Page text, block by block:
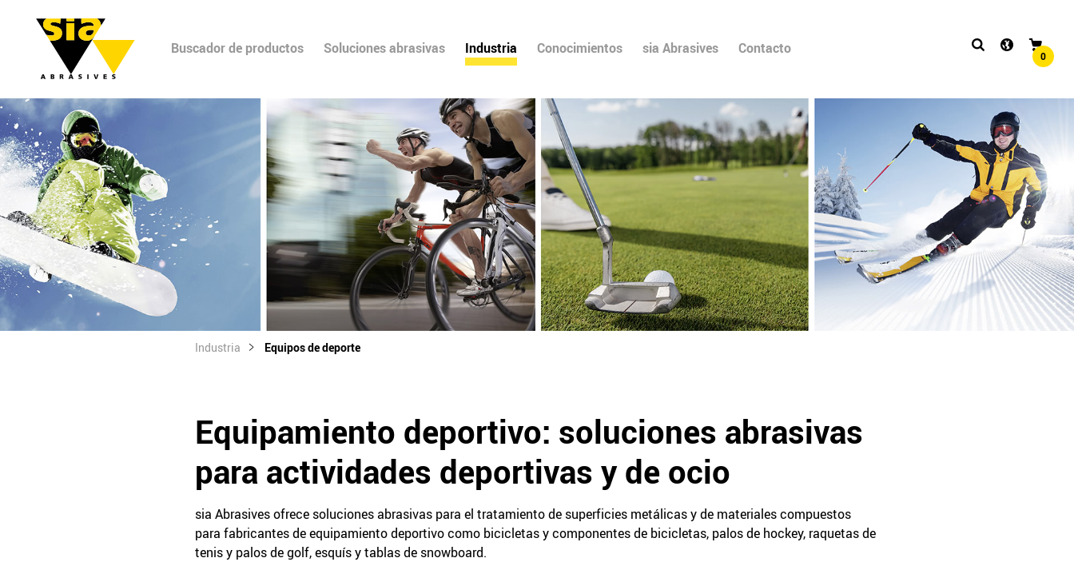
Buscador de productos Soluciones abrasivas Industria Conocimientos sia Abrasives Contacto 0
Industria Equipos de deporte
Equipamiento deportivo: soluciones abrasivas
para actividades deportivas y de ocio
sia Abrasives ofrece soluciones abrasivas para el tratamiento de superficies metálicas y de materiales compuestos
para fabricantes de equipamiento deportivo como bicicletas y componentes de bicicletas, palos de hockey, raquetas de
tenis y palos de golf, esquís y tablas de snowboard.